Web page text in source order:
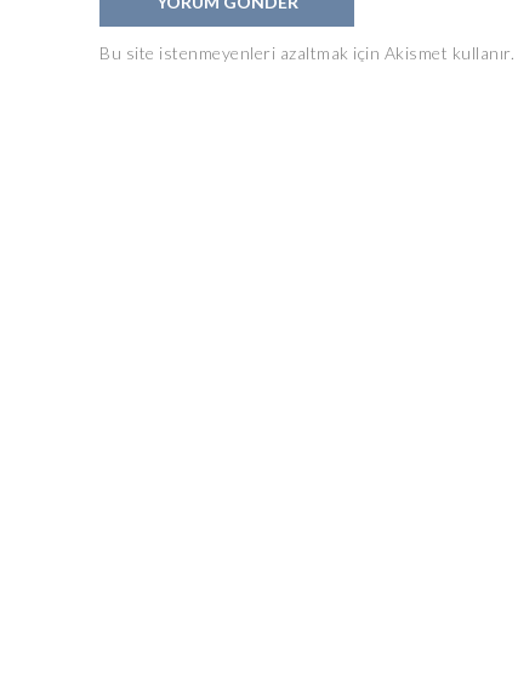
Bu site istenmeyenleri azaltmak için Akismet kullanır.